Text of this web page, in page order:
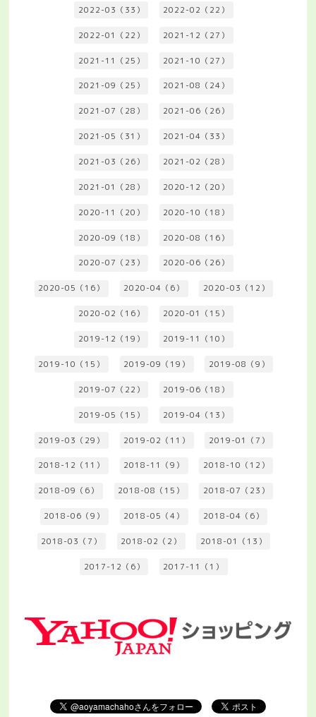
2022-03（33） 2022-02（22）
2022-01（22） 2021-12（27）
2021-11（25） 2021-10（27）
2021-09（25） 2021-08（24）
2021-07（28） 2021-06（26）
2021-05（31） 2021-04（33）
2021-03（26） 2021-02（28）
2021-01（28） 2020-12（20）
2020-11（20） 2020-10（18）
2020-09（18） 2020-08（16）
2020-07（23） 2020-06（26）
2020-05（16） 2020-04（6） 2020-03（12）
2020-02（16） 2020-01（15）
2019-12（19） 2019-11（10）
2019-10（15） 2019-09（19） 2019-08（9）
2019-07（22） 2019-06（18）
2019-05（15） 2019-04（13）
2019-03（29） 2019-02（11） 2019-01（7）
2018-12（11） 2018-11（9） 2018-10（12）
2018-09（6） 2018-08（15） 2018-07（23）
2018-06（9） 2018-05（4） 2018-04（6）
2018-03（7） 2018-02（2） 2018-01（13）
2017-12（6） 2017-11（1）